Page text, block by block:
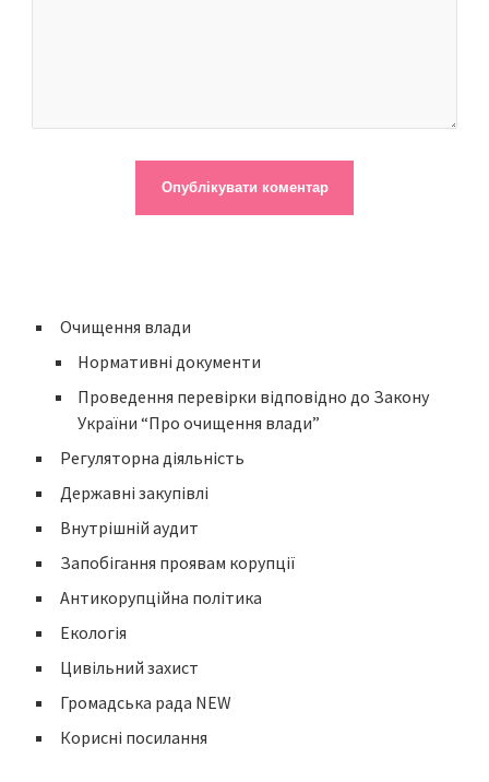
Очищення влади
Нормативні документи
Проведення перевірки відповідно до Закону
України “Про очищення влади”
Регуляторна діяльність
Державні закупівлі
Внутрішній аудит
Запобігання проявам корупції
Антикорупційна політика
Екологія
Цивільний захист
Громадська рада NEW
Корисні посилання